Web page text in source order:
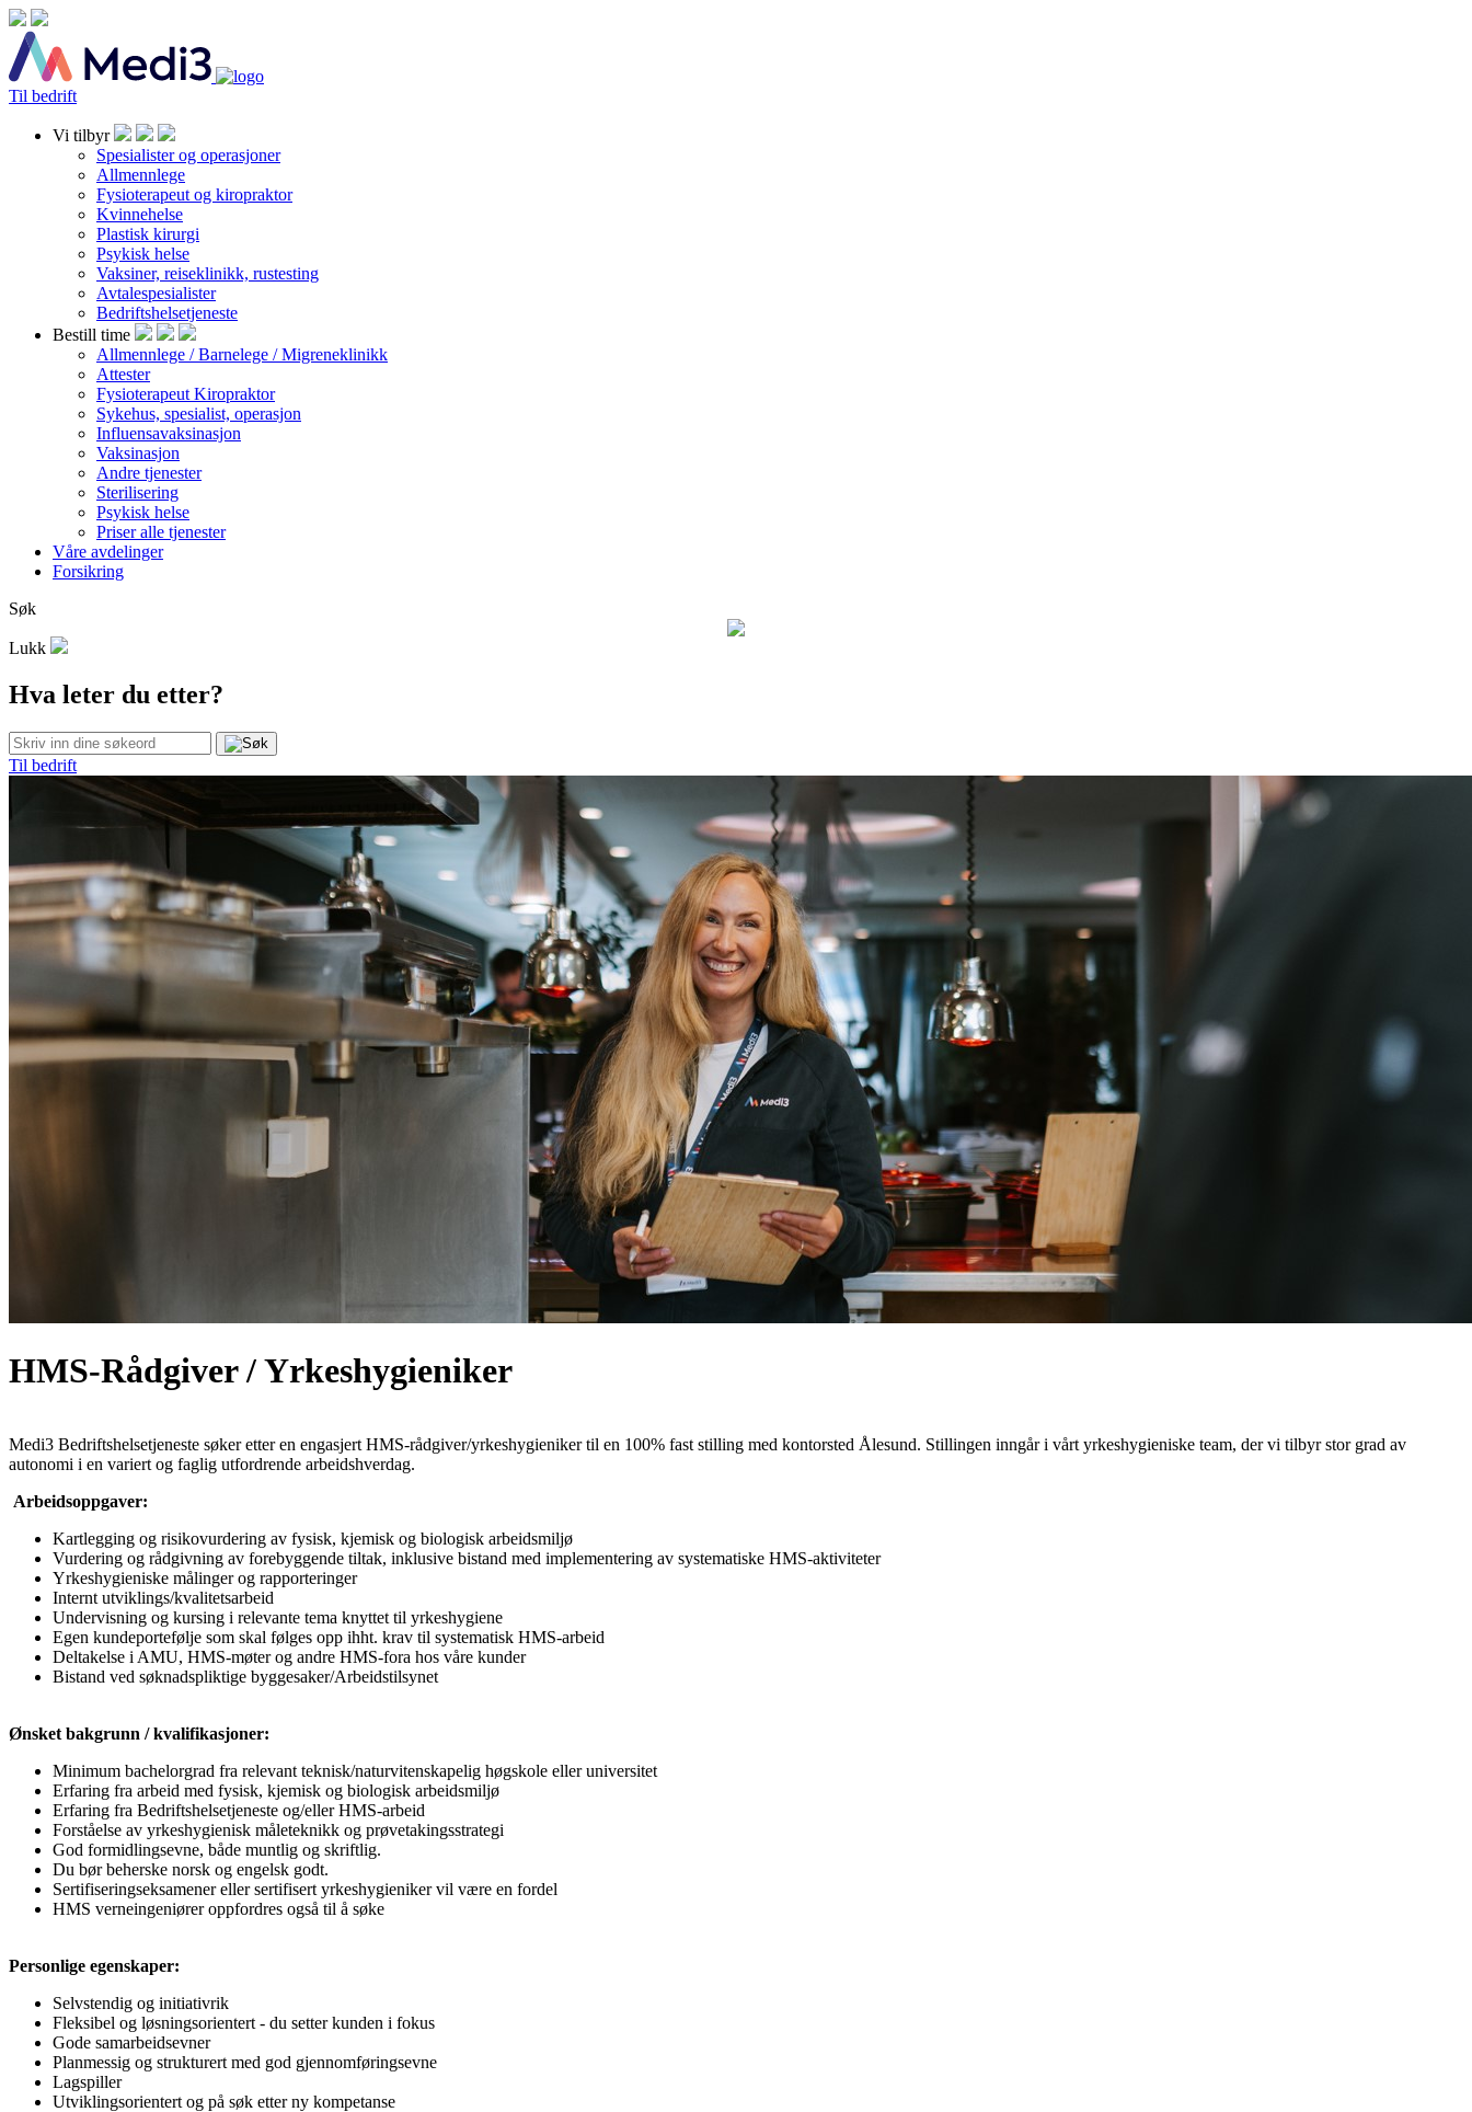
Til bedrift
Vi tilbyr
Spesialister og operasjoner
Allmennlege
Fysioterapeut og kiropraktor
Kvinnehelse
Plastisk kirurgi
Psykisk helse
Vaksiner, reiseklinikk, rustesting
Avtalespesialister
Bedriftshelsetjeneste
Bestill time
Allmennlege / Barnelege / Migreneklinikk
Attester
Fysioterapeut Kiropraktor
Sykehus, spesialist, operasjon
Influensavaksinasjon
Vaksinasjon
Andre tjenester
Sterilisering
Psykisk helse
Priser alle tjenester
Våre avdelinger
Forsikring
Søk
Lukk
Hva leter du etter?
Til bedrift
HMS-Rådgiver / Yrkeshygieniker
Medi3 Bedriftshelsetjeneste søker etter en engasjert HMS-rådgiver/yrkeshygieniker til en 100% fast stilling med kontorsted Ålesund. Stillingen inngår i vårt yrkeshygieniske team, der vi tilbyr stor grad av
autonomi i en variert og faglig utfordrende arbeidshverdag.
Arbeidsoppgaver:
Kartlegging og risikovurdering av fysisk, kjemisk og biologisk arbeidsmiljø
Vurdering og rådgivning av forebyggende tiltak, inklusive bistand med implementering av systematiske HMS-aktiviteter
Yrkeshygieniske målinger og rapporteringer
Internt utviklings/kvalitetsarbeid
Undervisning og kursing i relevante tema knyttet til yrkeshygiene
Egen kundeportefølje som skal følges opp ihht. krav til systematisk HMS-arbeid
Deltakelse i AMU, HMS-møter og andre HMS-fora hos våre kunder
Bistand ved søknadspliktige byggesaker/Arbeidstilsynet
Ønsket bakgrunn / kvalifikasjoner:
Minimum bachelorgrad fra relevant teknisk/naturvitenskapelig høgskole eller universitet
Erfaring fra arbeid med fysisk, kjemisk og biologisk arbeidsmiljø
Erfaring fra Bedriftshelsetjeneste og/eller HMS-arbeid
Forståelse av yrkeshygienisk måleteknikk og prøvetakingsstrategi
God formidlingsevne, både muntlig og skriftlig.
Du bør beherske norsk og engelsk godt.
Sertifiseringseksamener eller sertifisert yrkeshygieniker vil være en fordel
HMS verneingeniører oppfordres også til å søke
Personlige egenskaper:
Selvstendig og initiativrik
Fleksibel og løsningsorientert - du setter kunden i fokus
Gode samarbeidsevner
Planmessig og strukturert med god gjennomføringsevne
Lagspiller
Utviklingsorientert og på søk etter ny kompetanse